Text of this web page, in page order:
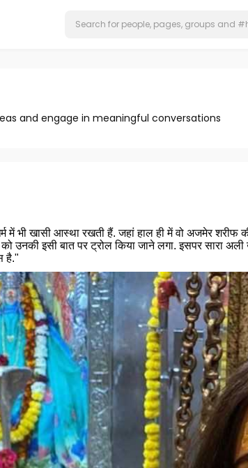
and engage in meaningful conversations
भी खासी आस्था रखती हैं. जहां हाल ही में वो अजमेर शरीफ
उनकी इसी बात पर ट्रोल किया जाने लगा. इसपर सारा
है."